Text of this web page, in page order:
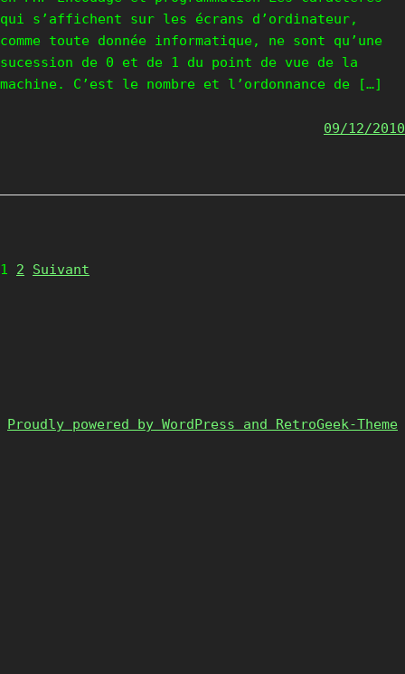
qui s’affichent sur les écrans d’ordinateur,
comme toute donnée informatique, ne sont qu’une
sucession de 0 et de 1 du point de vue de la
machine. C’est le nombre et l’ordonnance de […]
09/12/2010
Page
1 Page
2 Suivant
Proudly powered by WordPress and RetroGeek-Theme